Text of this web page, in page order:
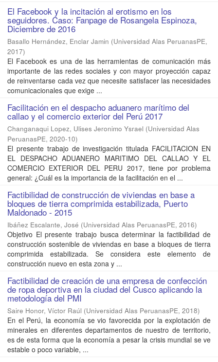
El Facebook y la incitación al erotismo en los
seguidores. Caso: Fanpage de Rosangela Espinoza,
Diciembre de 2016
Basallo Hernández, Enclar Jamin (Universidad Alas PeruanasPE,
2017)
El Facebook es una de las herramientas de comunicación más
importante de las redes sociales y con mayor proyección capaz
de reinventarse cada vez que necesite satisfacer las necesidades
comunicacionales que exige ...
Facilitación en el despacho aduanero marítimo del
callao y el comercio exterior del Perú 2017
Changanaqui Lopez, Ulises Jeronimo Ysrael (Universidad Alas
PeruanasPE, 2020-10)
El presente trabajo de investigación titulada FACILITACION EN
EL DESPACHO ADUANERO MARITIMO DEL CALLAO Y EL
COMERCIO EXTERIOR DEL PERU 2017, tiene por problema
general: ¿Cuál es la importancia de la facilitación en el ...
Factibilidad de construcción de viviendas en base a
bloques de tierra comprimida estabilizada, Puerto
Maldonado - 2015
Ibáñez Escalante, José (Universidad Alas PeruanasPE, 2016)
Objetivo El presente trabajo busca determinar la factibilidad de
construcción sostenible de viviendas en base a bloques de tierra
comprimida estabilizada. Se considera este elemento de
construcción nuevo en esta zona y ...
Factibilidad de creación de una empresa de confección
de ropa deportiva en la ciudad del Cusco aplicando la
metodología del PMI
Saire Honor, Víctor Raúl (Universidad Alas PeruanasPE, 2018)
En el Perú, la economía se vio favorecida por la explotación de
minerales en diferentes departamentos de nuestro de territorio,
es de esta forma que la economía a pesar la crisis mundial se ve
estable o poco variable, ...